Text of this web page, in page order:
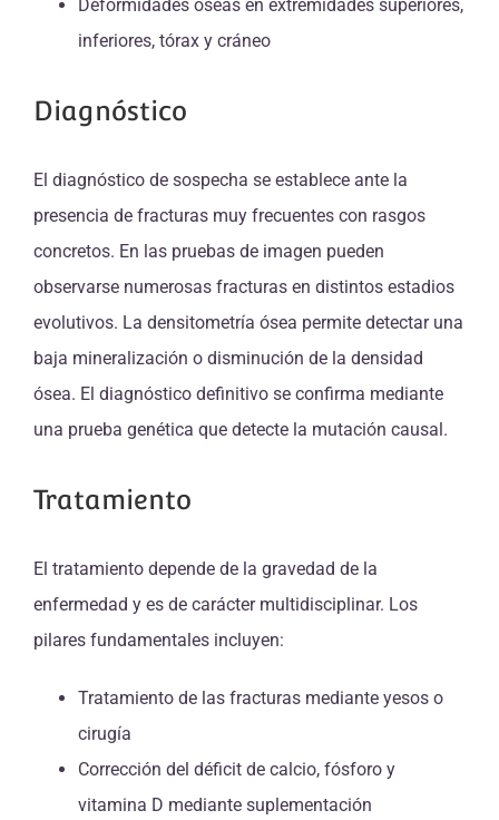
Deformidades óseas en extremidades superiores,
inferiores, tórax y cráneo
Diagnóstico
El diagnóstico de sospecha se establece ante la
presencia de fracturas muy frecuentes con rasgos
concretos. En las pruebas de imagen pueden
observarse numerosas fracturas en distintos estadios
evolutivos. La densitometría ósea permite detectar una
baja mineralización o disminución de la densidad
ósea. El diagnóstico definitivo se confirma mediante
una prueba genética que detecte la mutación causal.
Tratamiento
El tratamiento depende de la gravedad de la
enfermedad y es de carácter multidisciplinar. Los
pilares fundamentales incluyen:
Tratamiento de las fracturas mediante yesos o
cirugía
Corrección del déficit de calcio, fósforo y
vitamina D mediante suplementación